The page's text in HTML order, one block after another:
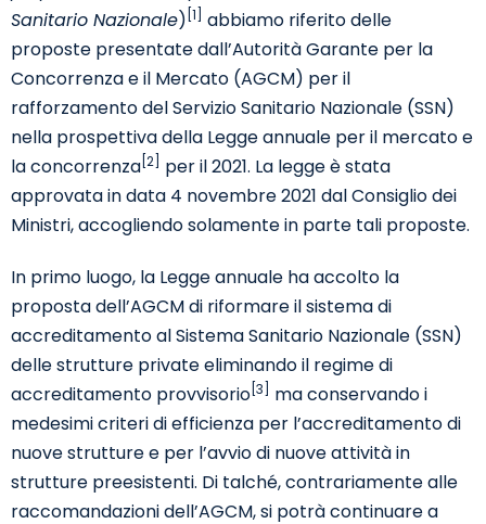
Sanitario Nazionale) [1]
abbiamo riferito delle
proposte presentate dall’Autorità Garante per la
Concorrenza e il Mercato (AGCM) per il
rafforzamento del Servizio Sanitario Nazionale (SSN)
nella prospettiva della Legge annuale per il mercato e
la concorrenza [2]
per il 2021. La legge è stata
approvata in data 4 novembre 2021 dal Consiglio dei
Ministri, accogliendo solamente in parte tali proposte.
In primo luogo, la Legge annuale ha accolto la
proposta dell’AGCM di riformare il sistema di
accreditamento al Sistema Sanitario Nazionale (SSN)
delle strutture private eliminando il regime di
accreditamento provvisorio [3]
ma conservando i
medesimi criteri di efficienza per l’accreditamento di
nuove strutture e per l’avvio di nuove attività in
strutture preesistenti. Di talché, contrariamente alle
raccomandazioni dell’AGCM, si potrà continuare a